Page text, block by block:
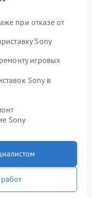
при отказе от
Sony
игровых
Sony в
Sony